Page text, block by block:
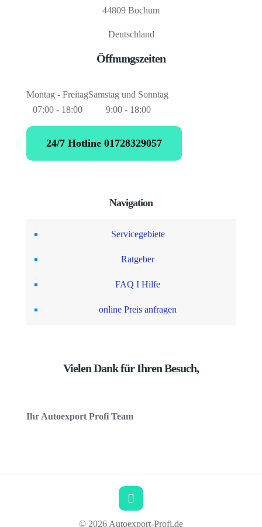
44809 Bochum
Deutschland
Öffnungszeiten
Montag - Freitag
07:00 - 18:00
Samstag und Sonntag
9:00 - 18:00
24/7 Hotline 01728329057
Navigation
Servicegebiete
Ratgeber
FAQ I Hilfe
online Preis anfragen
Vielen Dank für Ihren Besuch,
Ihr Autoexport Profi Team
© 2026 Autoexport-Profi.de